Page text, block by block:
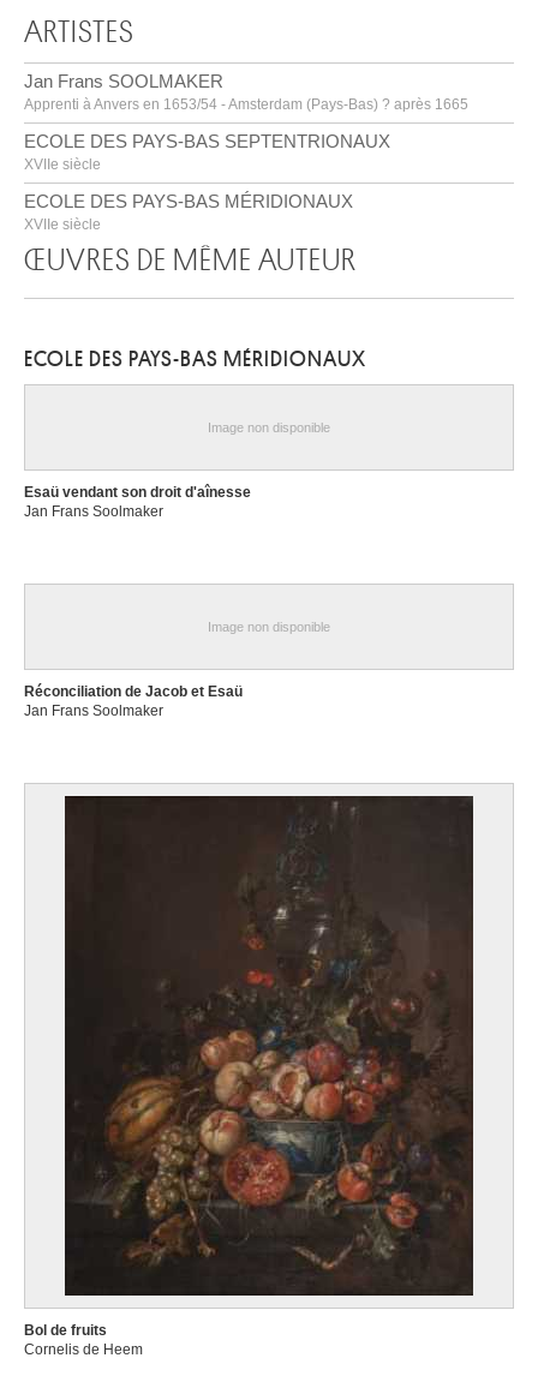
ARTISTES
Jan Frans SOOLMAKER
Apprenti à Anvers en 1653/54 - Amsterdam (Pays-Bas) ? après 1665
ECOLE DES PAYS-BAS SEPTENTRIONAUX
XVIIe siècle
ECOLE DES PAYS-BAS MÉRIDIONAUX
XVIIe siècle
ŒUVRES DE MÊME AUTEUR
ECOLE DES PAYS-BAS MÉRIDIONAUX
Image non disponible
Esaü vendant son droit d'aînesse
Jan Frans Soolmaker
Image non disponible
Réconciliation de Jacob et Esaü
Jan Frans Soolmaker
Bol de fruits
Cornelis de Heem